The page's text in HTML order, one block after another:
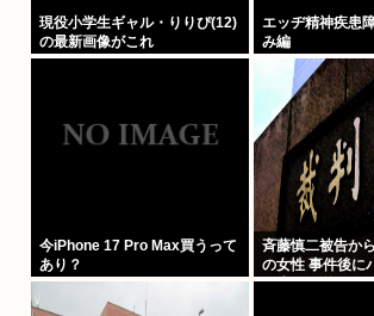
現役小学生ギャル・りりぴ(12)
の最新画像がこれ
エッヂ精神疾患
み編
今iPhone 17 Pro Max買うって
あり？
斉藤慎二被告か
の女性 事件後に
ン店を経営や